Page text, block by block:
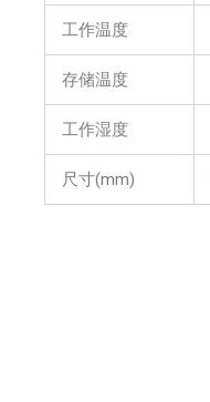
工作温度
存储温度
工作湿度
尺寸(mm)